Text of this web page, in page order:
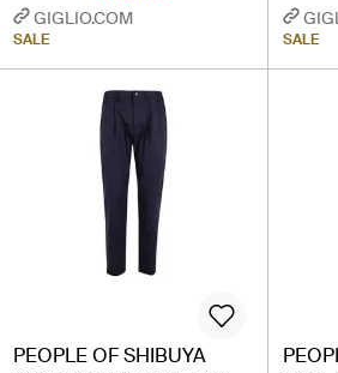
GIGLIO.COM
SALE SALE
PEOPLE OF SHIBUYA